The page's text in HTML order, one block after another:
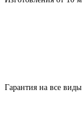
Гарантия на все